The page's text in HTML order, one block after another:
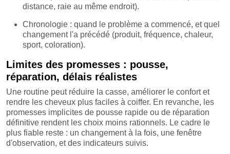
distance, raie au même endroit).
Chronologie : quand le problème a commencé, et quel
changement l'a précédé (produit, fréquence, chaleur,
sport, coloration).
Limites des promesses : pousse,
réparation, délais réalistes
Une routine peut réduire la casse, améliorer le confort et
rendre les cheveux plus faciles à coiffer. En revanche, les
promesses implicites de pousse rapide ou de réparation
définitive rendent les choix moins rationnels. Le cadre le
plus fiable reste : un changement à la fois, une fenêtre
d'observation, et des indicateurs suivis.